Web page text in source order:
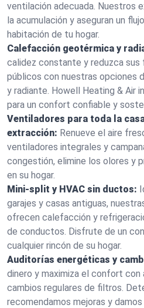
ventilación adecuada. Nuestros
la acumulación y aseguran un
habitación de tu hogar.
Calefacción geotérmica y
calidez constante y reduzca sus
públicos con nuestras opciones
y radiante. Howell Heating & Air
para un confort confiable y
Ventiladores para toda la
extracción: Renueve el aire
ventiladores integrales y
congestión, elimine los olores y
en su hogar.
Mini-split y HVAC sin ductos:
garajes y casas antiguas,
ofrecen calefacción y
de conductos. Disfrute de un
cualquier rincón de su hogar.
Auditorías energéticas y
dinero y maximiza el confort
cambios regulares de filtros.
recomendamos mejoras y